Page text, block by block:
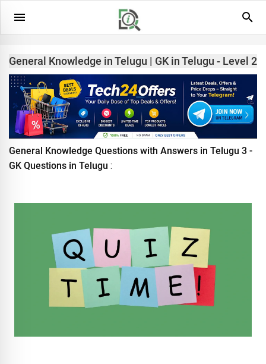
General Knowledge in Telugu | GK in Telugu - Level 2
General Knowledge Questions with Answers in Telugu 3 -
GK Questions in Telugu :